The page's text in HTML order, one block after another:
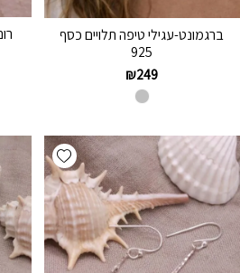
ברגמונט-עגילי טיפה תלויים כסף
925
₪249
Add wishlist